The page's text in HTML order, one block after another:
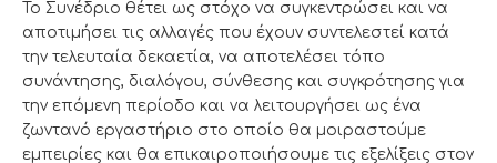
Το Συνέδριο θέτει ως στόχο να συγκεντρώσει και να
αποτιμήσει τις αλλαγές που έχουν συντελεστεί κατά
την τελευταία δεκαετία, να αποτελέσει τόπο
συνάντησης, διαλόγου, σύνθεσης και συγκρότησης για
την επόμενη περίοδο και να λειτουργήσει ως ένα
ζωντανό εργαστήριο στο οποίο θα μοιραστούμε
εμπειρίες και θα επικαιροποιήσουμε τις εξελίξεις στον